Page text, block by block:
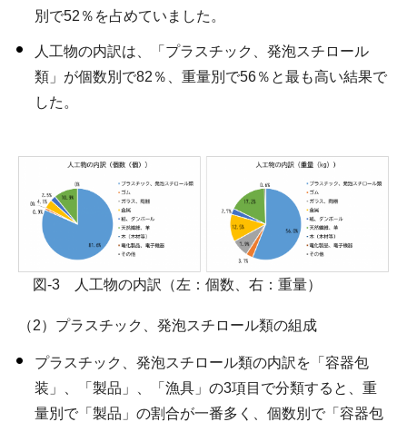
別で52％を占めていました。
人工物の内訳は、「プラスチック、発泡スチロール
類」が個数別で82％、重量別で56％と最も高い結果で
した。
図-3 人工物の内訳（左：個数、右：重量）
（2）プラスチック、発泡スチロール類の組成
プラスチック、発泡スチロール類の内訳を「容器包
装」、「製品」、「漁具」の3項目で分類すると、重
量別で「製品」の割合が一番多く、個数別で「容器包